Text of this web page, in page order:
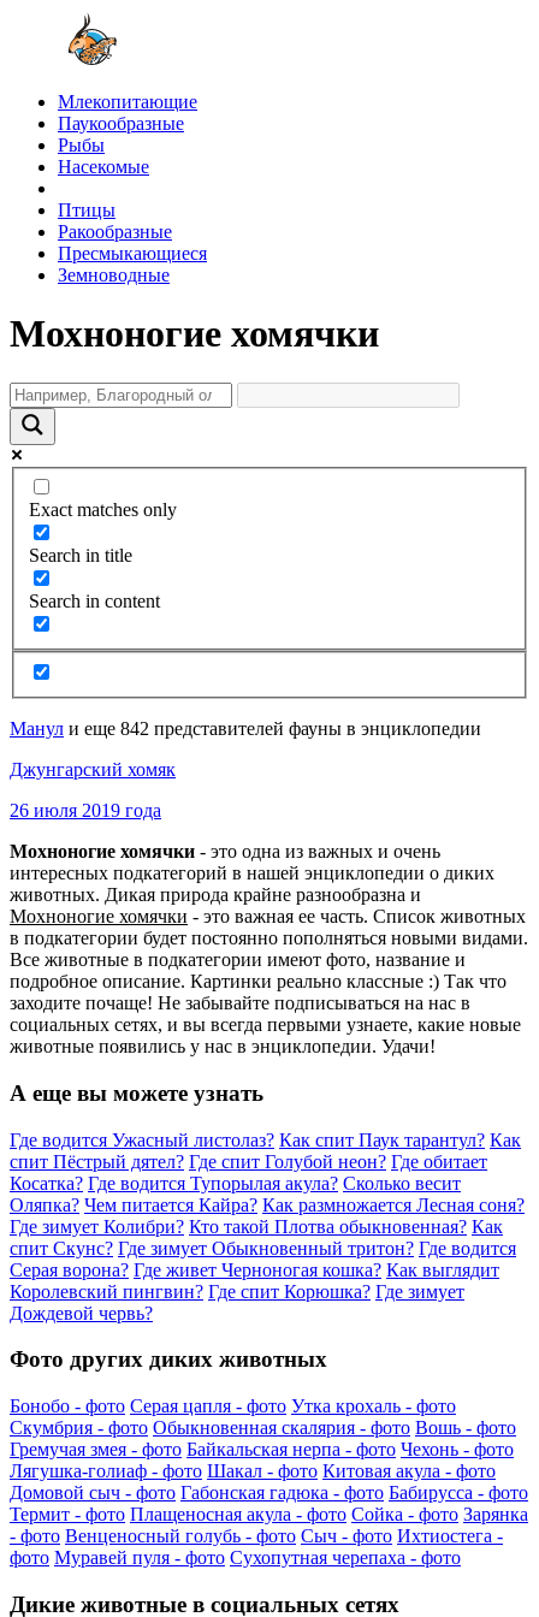
Млекопитающие
Паукообразные
Рыбы
Насекомые
Птицы
Ракообразные
Пресмыкающиеся
Земноводные
Мохноногие хомячки
Exact matches only
Search in title
Search in content
Манул и еще 842 представителей фауны в энциклопедии
Джунгарский хомяк
26 июля 2019 года
Мохноногие хомячки - это одна из важных и очень
интересных подкатегорий в нашей энциклопедии о диких
животных. Дикая природа крайне разнообразна и
Мохноногие хомячки - это важная ее часть. Список животных
в подкатегории будет постоянно пополняться новыми видами.
Все животные в подкатегории имеют фото, название и
подробное описание. Картинки реально классные :) Так что
заходите почаще! Не забывайте подписываться на нас в
социальных сетях, и вы всегда первыми узнаете, какие новые
животные появились у нас в энциклопедии. Удачи!
А еще вы можете узнать
Где водится Ужасный листолаз? Как спит Паук тарантул? Как
спит Пёстрый дятел? Где спит Голубой неон? Где обитает
Косатка? Где водится Тупорылая акула? Сколько весит
Оляпка? Чем питается Кайра? Как размножается Лесная соня?
Где зимует Колибри? Кто такой Плотва обыкновенная? Как
спит Скунс? Где зимует Обыкновенный тритон? Где водится
Серая ворона? Где живет Черноногая кошка? Как выглядит
Королевский пингвин? Где спит Корюшка? Где зимует
Дождевой червь?
Фото других диких животных
Бонобо - фото Серая цапля - фото Утка крохаль - фото
Скумбрия - фото Обыкновенная скалярия - фото Вошь - фото
Гремучая змея - фото Байкальская нерпа - фото Чехонь - фото
Лягушка-голиаф - фото Шакал - фото Китовая акула - фото
Домовой сыч - фото Габонская гадюка - фото Бабирусса - фото
Термит - фото Плащеносная акула - фото Сойка - фото Зарянка
- фото Венценосный голубь - фото Сыч - фото Ихтиостега -
фото Муравей пуля - фото Сухопутная черепаха - фото
Дикие животные в социальных сетях